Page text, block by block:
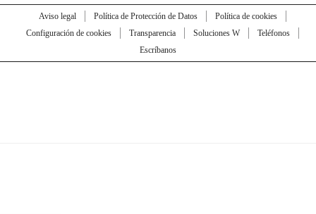
Aviso legal Política de Protección de Datos
Política de cookies
Configuración de cookies
Transparencia Soluciones W
Teléfonos
Escríbanos